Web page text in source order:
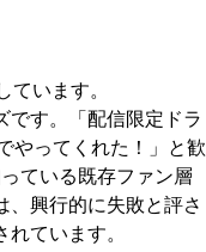
います。
です。「配信限定ドラ
やってくれた！」と歓
ている既存ファン層
、興行的に失敗と評さ
ています。